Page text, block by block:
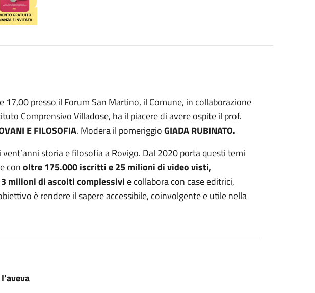
17,00 presso il Forum San Martino, il Comune, in collaborazione
Comprensivo Villadose, ha il piacere di avere ospite il prof.
E FILOSOFIA. Modera il pomeriggioGIADA RUBINATO.
storia e filosofia a Rovigo. Dal 2020 porta questi temi
conoltre 175.000 iscritti e 25 milioni di video visti,
3 milioni di ascolti complessivi e collabora con case editrici,
è rendere il sapere accessibile, coinvolgente e utile nella